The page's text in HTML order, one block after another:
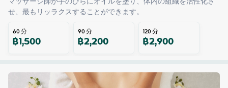
せ、最もリッラクスすることができます。
60分
฿1,500 90分
฿2,200 120分
฿2,900